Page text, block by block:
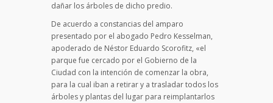
dañar los árboles de dicho predio.
De acuerdo a constancias del amparo
presentado por el abogado Pedro Kesselman,
apoderado de Néstor Eduardo Scorofitz, «el
parque fue cercado por el Gobierno de la
Ciudad con la intención de comenzar la obra,
para la cual iban a retirar y a trasladar todos los
árboles y plantas del lugar para reimplantarlos